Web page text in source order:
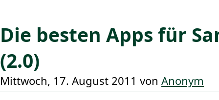
Die besten Apps für
(2.0)
Mittwoch, 17. August 2011 von Anonym